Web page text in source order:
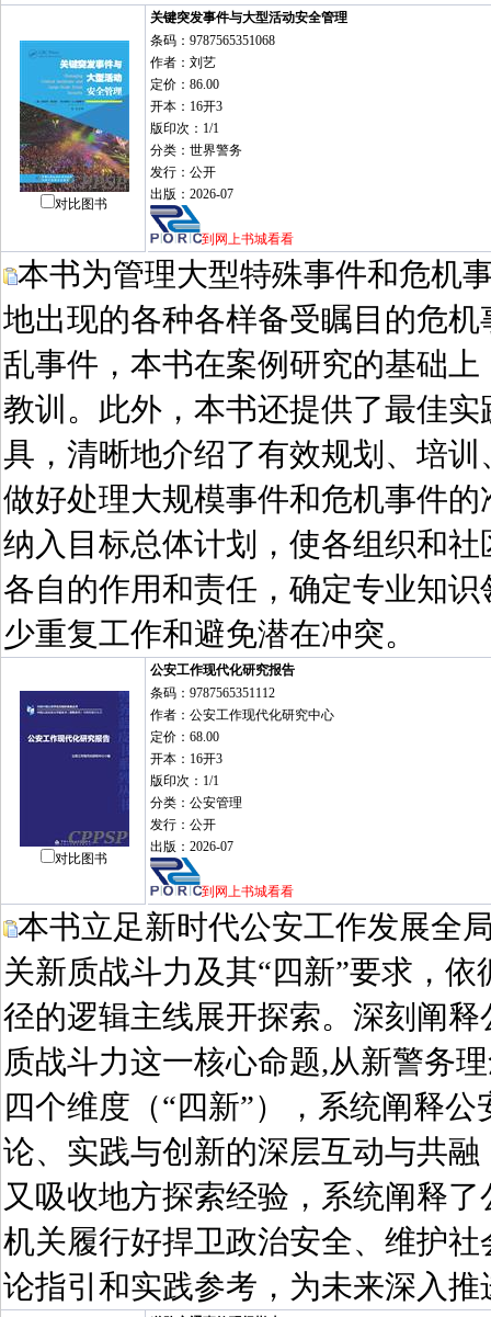
对比图书
关键突发事件与大型活动安全管理
条码：9787565351068
作者：刘艺
定价：86.00
开本：16开3
版印次：1/1
分类：世界警务
发行：公开
出版：2026-07
到网上书城看看
本书为管理大型特殊事件和危机
地出现的各种各样备受瞩目的危
乱事件，本书在案例研究的基础
教训。此外，本书还提供了最佳
具，清晰地介绍了有效规划、培
做好处理大规模事件和危机事件
纳入目标总体计划，使各组织和
各自的作用和责任，确定专业知
少重复工作和避免潜在冲突。
对比图书
公安工作现代化研究报告
条码：9787565351112
作者：公安工作现代化研究中心
定价：68.00
开本：16开3
版印次：1/1
分类：公安管理
发行：公开
出版：2026-07
到网上书城看看
本书立足新时代公安工作发展全
关新质战斗力及其“四新”要求，
径的逻辑主线展开探索。深刻阐
质战斗力这一核心命题,从新警务
四个维度（“四新”），系统阐释
论、实践与创新的深层互动与共
又吸收地方探索经验，系统阐释
机关履行好捍卫政治安全、维护
论指引和实践参考，为未来深入